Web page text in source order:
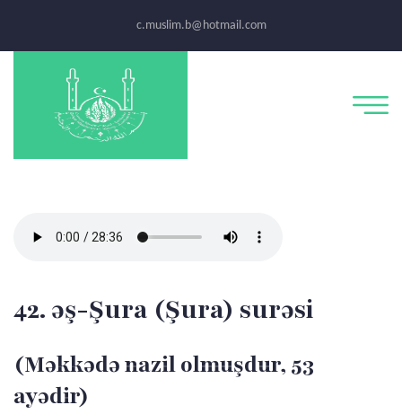
c.muslim.b@hotmail.com
42. əş-Şura (Şura) surəsi
(Məkkədə nazil olmuşdur, 53
ayədir)